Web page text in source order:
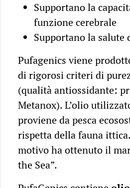
Supportano la
funzione cerebrale
Supportano la salute
Pufagenics viene
di rigorosi criteri di
(qualità antiossidante:
Metanox). L’olio
proviene da pesca
rispetta della fauna
motivo ha ottenuto il
the Sea”.